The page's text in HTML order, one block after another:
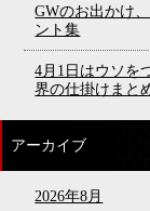
GWのお出かけ
ント集
4月1日はウソを
界の仕掛けまと
アーカイブ
2026年8月